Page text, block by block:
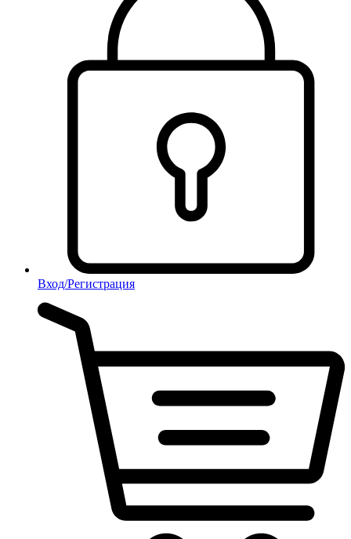
Вход/Регистрация